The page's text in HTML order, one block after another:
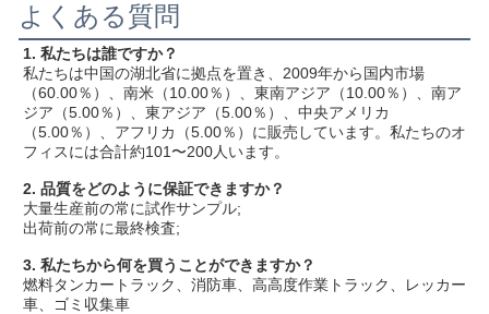
よくある質問
1. 私たちは誰ですか？
私たちは中国の湖北省に拠点を置き、2009年から国内市場
（60.00％）、南米（10.00％）、東南アジア（10.00％）、南ア
ジア（5.00％）、東アジア（5.00％）、中央アメリカ
（5.00％）、アフリカ（5.00％）に販売しています。私たちのオ
フィスには合計約101〜200人います。
2. 品質をどのように保証できますか？
大量生産前の常に試作サンプル;
出荷前の常に最終検査;
3. 私たちから何を買うことができますか？
燃料タンカートラック、消防車、高高度作業トラック、レッカー
車、ゴミ収集車